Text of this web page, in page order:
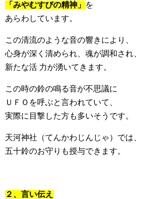
「みやむすびの精神」 を
あらわしています。
この清流のような音の響きにより、
心身が深く清められ、魂が調和され、
新たな活 力が湧いてきます。
この時の鈴の鳴る音が不思議に
ＵＦＯを呼ぶと言われていて、
実際に目撃した方も多いそうです。
天河神社（てんかわじんじゃ）では、
五十鈴のお守りも授与できます。
２、言い伝え